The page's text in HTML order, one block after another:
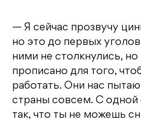
— Я сейчас прозвучу
но это до первых
ними не столкнулись, но
прописано для того,
работать. Они нас
страны совсем. С
так, что ты не можешь